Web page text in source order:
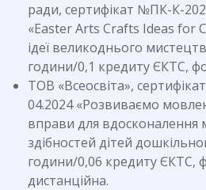
ради, сертифікат №ПК-К-
«Easter Arts Crafts Ideas for
ідеї великоднього
години/0,1 кредиту ЄКТС,
ТОВ «Всеосвіта»,
04.2024 «Розвиваємо
вправи для вдосконалення
здібностей дітей
години/0,06 кредиту ЄКТС,
дистанційна.